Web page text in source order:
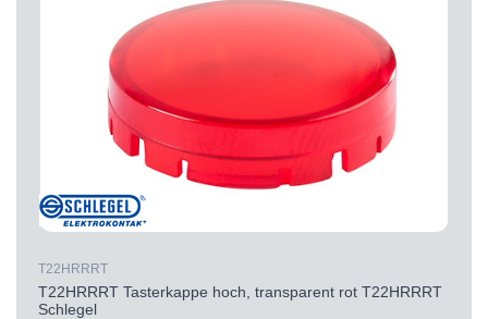
T22HRRRT
T22HRRRT Tasterkappe hoch, transparent rot T22HRRRT
Schlegel